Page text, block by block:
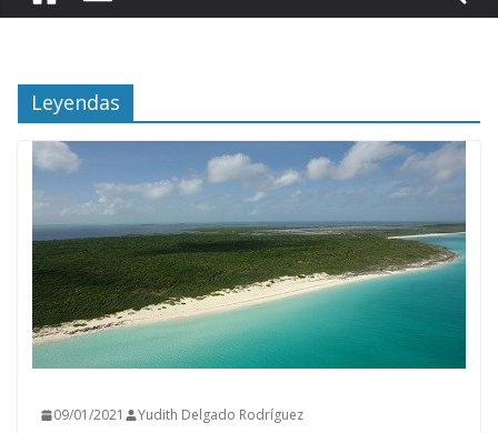
Leyendas
09/01/2021 Yudith Delgado Rodríguez